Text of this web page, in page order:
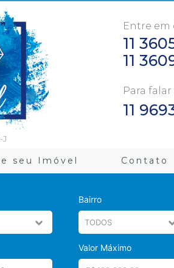
J
Entre em
11
11
Para
11
seu Imóvel Contato
Bairro
Valor Máximo